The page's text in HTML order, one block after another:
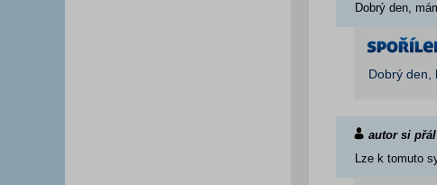
Dobrý den,
Dobrý den,
autor si
Lze k tomuto